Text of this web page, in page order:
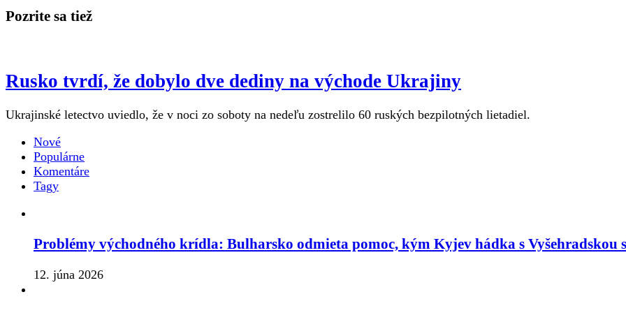
Pozrite sa tiež
Rusko tvrdí, že dobylo dve dediny na východe Ukrajiny
Ukrajinské letectvo uviedlo, že v noci zo soboty na nedeľu zostrelilo 60 ruských bezpilotných lietadiel.
Nové
Populárne
Komentáre
Tagy
Problémy východného krídla: Bulharsko odmieta pomoc, kým Kyjev hádka s Vyšehradskou
12. júna 2026